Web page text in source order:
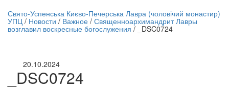
трансляция | 12 сентября
трансляции
Свято-Успенська Києво-Печерська Лавра (чоловічий монастир)
УПЦ / Новости / Важное / Священноархимандрит Лавры
возглавил воскресные богослужения / _DSC0724
20.10.2024
_DSC0724